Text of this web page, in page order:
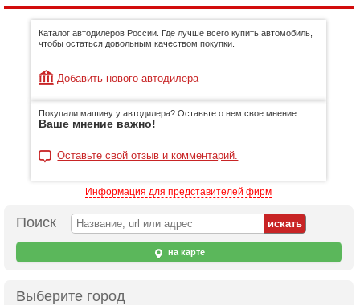
Каталог автодилеров России. Где лучше всего купить автомобиль,
чтобы остаться довольным качеством покупки.
Добавить нового автодилера
Покупали машину у автодилера? Оставьте о нем свое мнение.
Ваше мнение важно!
Оставьте свой отзыв и комментарий.
Информация для представителей фирм
Поиск
на карте
Выберите город